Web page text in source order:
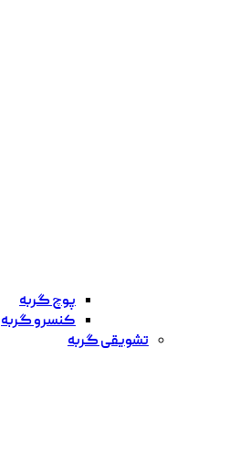
پوچ گربه
کنسرو گربه
تشویقی گربه